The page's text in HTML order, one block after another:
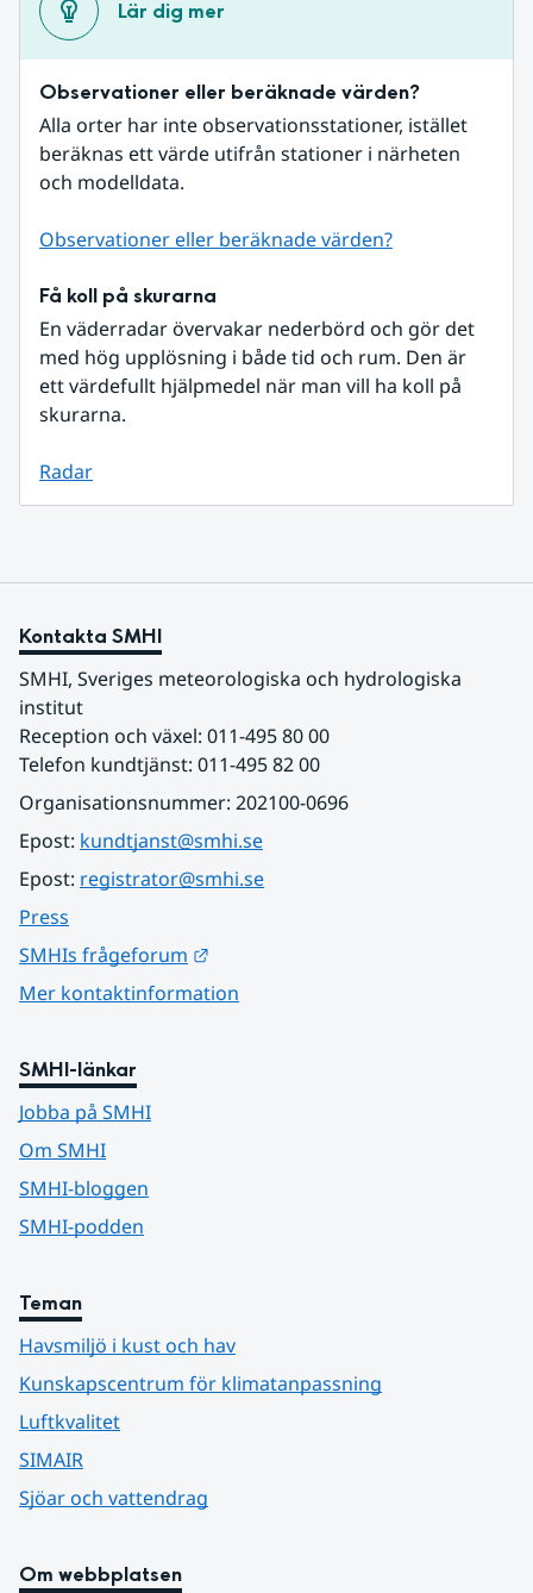
Lär dig mer
Observationer eller beräknade värden?
Alla orter har inte observationsstationer, istället
beräknas ett värde utifrån stationer i närheten
och modelldata.
Observationer eller beräknade värden?
Få koll på skurarna
En väderradar övervakar nederbörd och gör det
med hög upplösning i både tid och rum. Den är
ett värdefullt hjälpmedel när man vill ha koll på
skurarna.
Radar
Kontakta SMHI
SMHI, Sveriges meteorologiska och hydrologiska
institut
Reception och växel: 011-495 80 00
Telefon kundtjänst: 011-495 82 00
Organisationsnummer: 202100-0696
Epost: kundtjanst@smhi.se
Epost: registrator@smhi.se
Press
SMHIs frågeforum
Mer kontaktinformation
SMHI-länkar
Jobba på SMHI
Om SMHI
SMHI-bloggen
SMHI-podden
Teman
Havsmiljö i kust och hav
Kunskapscentrum för klimatanpassning
Luftkvalitet
SIMAIR
Sjöar och vattendrag
Om webbplatsen